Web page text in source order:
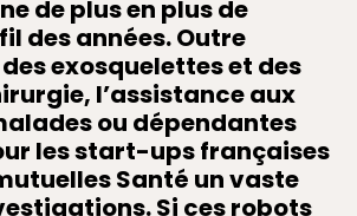
de plus en plus de
des années. Outre
exosquelettes et des
l’assistance aux
ou dépendantes
les start-ups françaises
Santé un vaste
Si ces robots